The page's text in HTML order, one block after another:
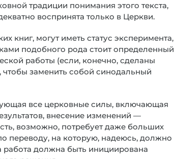
традиции понимания этого текста,
воспринята только в Церкви.
книг, могут иметь статус эксперимента,
подобного рода стоит определенный
работы (если, конечно, сделаны
чтобы заменить собой синодальный
все церковные силы, включающая
внесение изменений —
возможно, потребует даже больших
переводу, на которую, надеюсь, должно
работа должна быть инициирована